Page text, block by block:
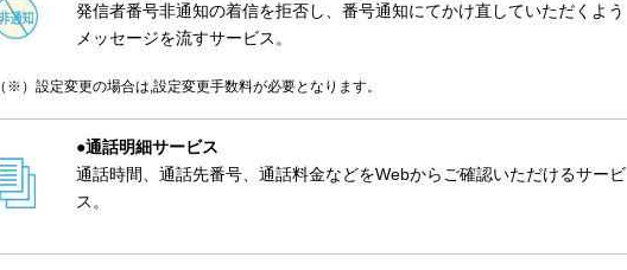
発信者番号非通知の着信を拒否し、番号通知にてかけ直していただくよう
メッセージを流すサービス。
（※）設定変更の場合は,設定変更手数料が必要となります。
●通話明細サービス
通話時間、通話先番号、通話料金などをWebからご確認いただけるサービ
ス。